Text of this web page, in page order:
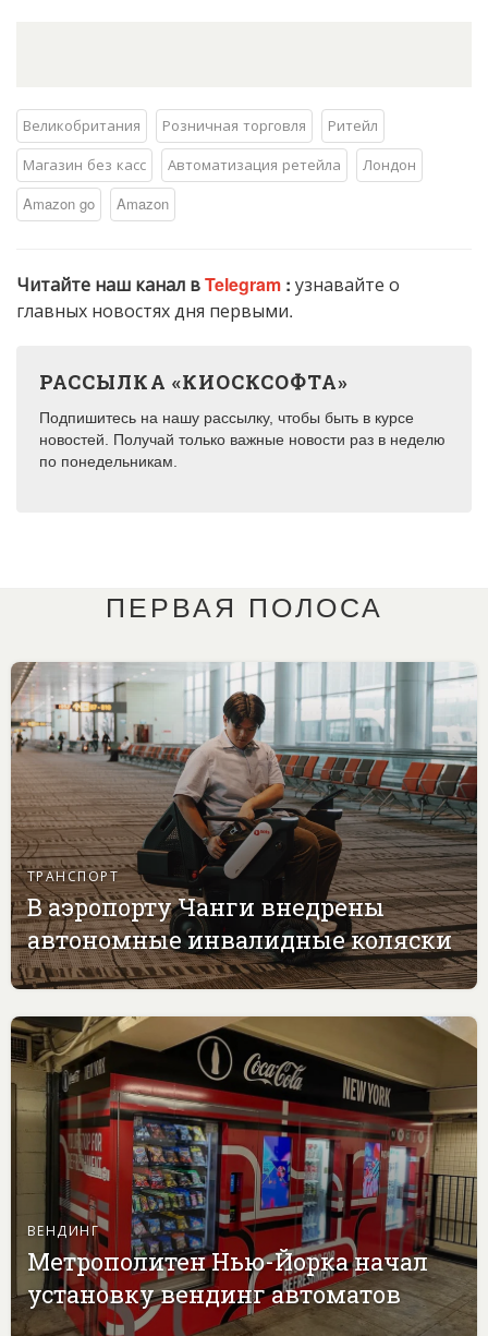
Великобритания Розничная торговля
Ритейл
Магазин без касс
Автоматизация ретейла
Лондон
Amazon go
Amazon
Читайте наш канал вTelegram : узнавайте о
главных новостях дня первыми.
РАССЫЛКА «КИОСКСОФТА»
Подпишитесь на нашу рассылку, чтобы быть в курсе
новостей. Получай только важные новости раз в неделю
по понедельникам.
ПЕРВАЯ ПОЛОСА
ТРАНСПОРТ
В аэропорту Чанги внедрены
автономные инвалидные коляски
ВЕНДИНГ
Метрополитен Нью-Йорка начал
установку вендинг автоматов